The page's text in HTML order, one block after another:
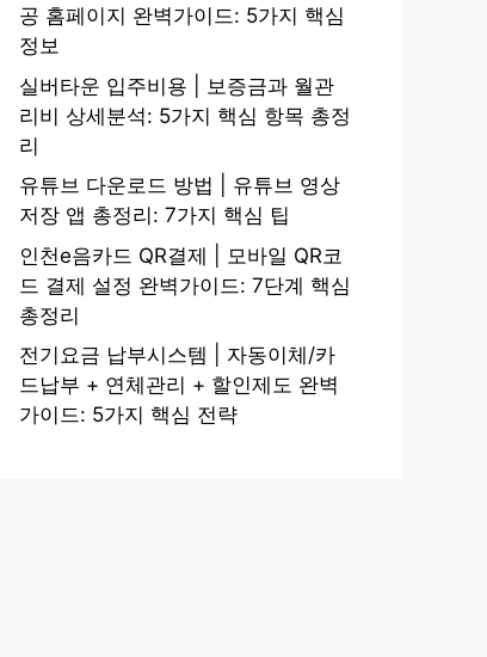
공 홈페이지 완벽가이드: 5가지 핵심
정보
실버타운 입주비용 | 보증금과 월관
리비 상세분석: 5가지 핵심 항목 총정
리
유튜브 다운로드 방법 | 유튜브 영상
저장 앱 총정리: 7가지 핵심 팁
인천e음카드 QR결제 | 모바일 QR코
드 결제 설정 완벽가이드: 7단계 핵심
총정리
전기요금 납부시스템 | 자동이체/카
드납부 + 연체관리 + 할인제도 완벽
가이드: 5가지 핵심 전략